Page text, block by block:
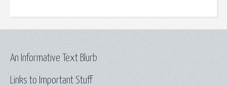
Links to Important Stuff
An Informative Text Blurb